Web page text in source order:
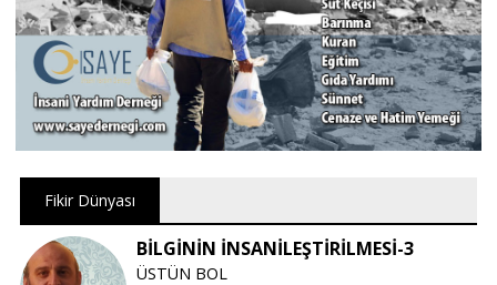
Fikir Dünyası
BİLGİNİN İNSANİLEŞTİRİLMESİ-3
ÜSTÜN BOL